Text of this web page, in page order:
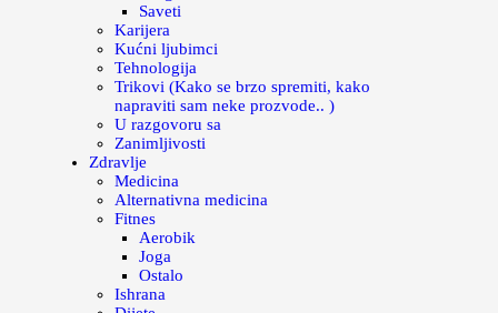
Saveti
Karijera
Kućni ljubimci
Tehnologija
Trikovi (Kako se brzo spremiti, kako
napraviti sam neke prozvode.. )
U razgovoru sa
Zanimljivosti
Zdravlje
Medicina
Alternativna medicina
Fitnes
Aerobik
Joga
Ostalo
Ishrana